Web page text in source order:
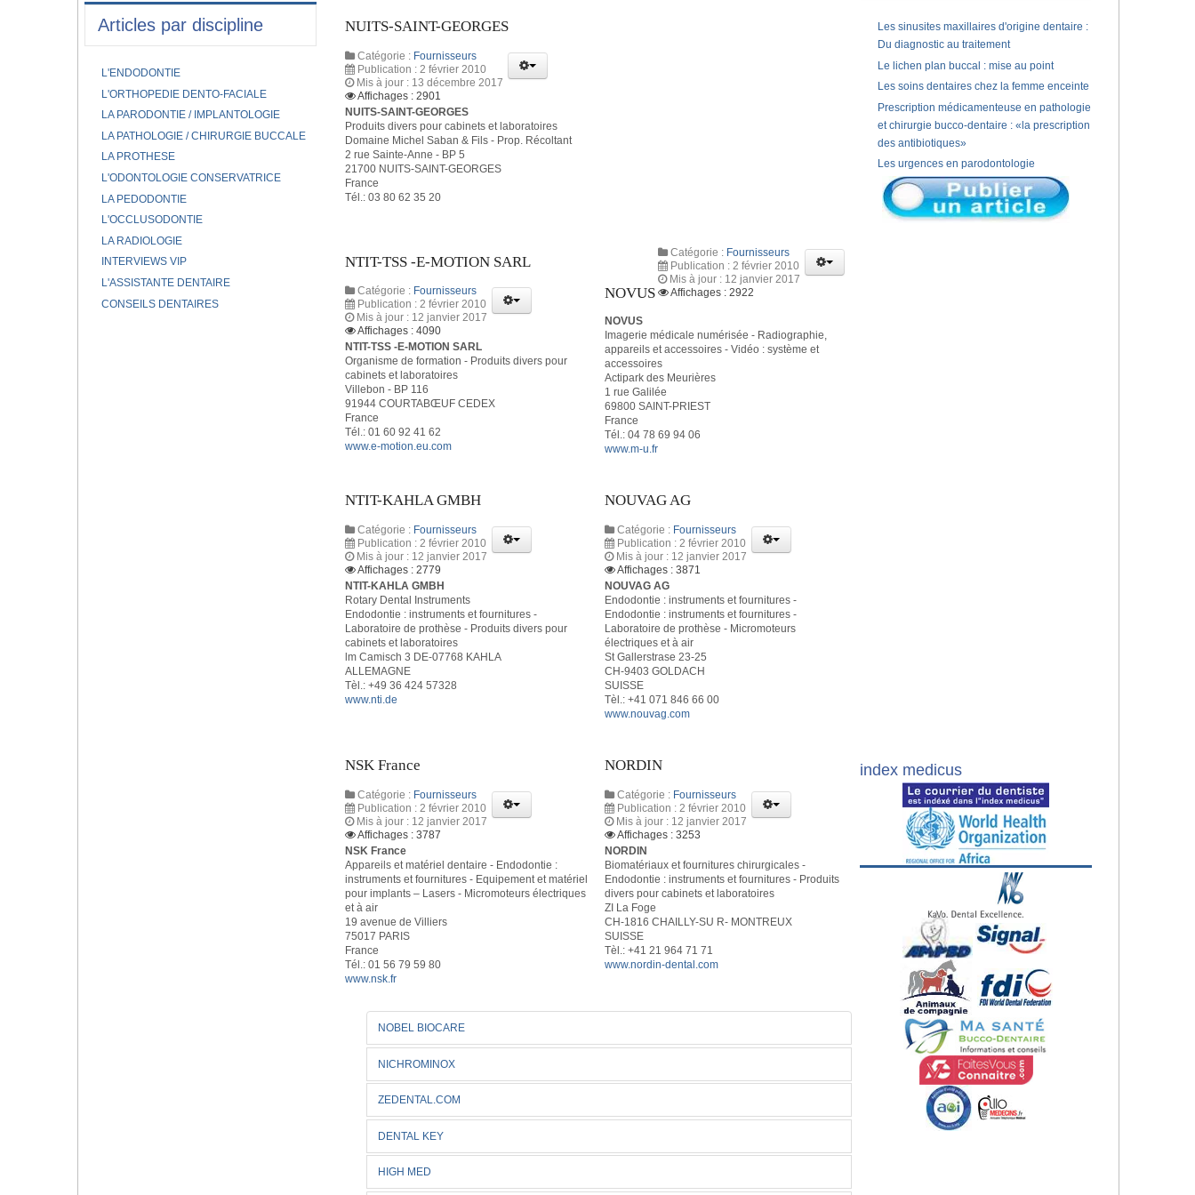
NUITS-SAINT-GEORGES
Catégorie : Fournisseurs
Publication : 2 février 2010
Mis à jour : 13 décembre 2017
Affichages : 2901
NUITS-SAINT-GEORGES
Produits divers pour cabinets et laboratoires
Domaine Michel Saban & Fils - Prop. Récoltant
2 rue Sainte-Anne - BP 5
21700 NUITS-SAINT-GEORGES
France
Tél.: 03 80 62 35 20
NTIT-TSS -E-MOTION SARL
Catégorie : Fournisseurs
Publication : 2 février 2010
Mis à jour : 12 janvier 2017
Affichages : 4090
NTIT-TSS -E-MOTION SARL
Organisme de formation - Produits divers pour
cabinets et laboratoires
Villebon - BP 116
91944 COURTABŒUF CEDEX
France
Tél.: 01 60 92 41 62
www.e-motion.eu.com
NOVUS
Catégorie : Fournisseurs
Publication : 2 février 2010
Mis à jour : 12 janvier 2017
Affichages : 2922
NOVUS
Imagerie médicale numérisée - Radiographie,
appareils et accessoires - Vidéo : système et
accessoires
Actipark des Meurières
1 rue Galilée
69800 SAINT-PRIEST
France
Tél.: 04 78 69 94 06
www.m-u.fr
NTIT-KAHLA GMBH
Catégorie : Fournisseurs
Publication : 2 février 2010
Mis à jour : 12 janvier 2017
Affichages : 2779
NTIT-KAHLA GMBH
Rotary Dental Instruments
Endodontie : instruments et fournitures -
Laboratoire de prothèse - Produits divers pour
cabinets et laboratoires
lm Camisch 3 DE-07768 KAHLA
ALLEMAGNE
Tèl.: +49 36 424 57328
www.nti.de
NOUVAG AG
Catégorie : Fournisseurs
Publication : 2 février 2010
Mis à jour : 12 janvier 2017
Affichages : 3871
NOUVAG AG
Endodontie : instruments et fournitures -
Endodontie : instruments et fournitures -
Laboratoire de prothèse - Micromoteurs
électriques et à air
St Gallerstrase 23-25
CH-9403 GOLDACH
SUISSE
Tèl.: +41 071 846 66 00
www.nouvag.com
NSK France
Catégorie : Fournisseurs
Publication : 2 février 2010
Mis à jour : 12 janvier 2017
Affichages : 3787
NSK France
Appareils et matériel dentaire - Endodontie :
instruments et fournitures - Equipement et matériel
pour implants – Lasers - Micromoteurs électriques
et à air
19 avenue de Villiers
75017 PARIS
France
Tél.: 01 56 79 59 80
www.nsk.fr
NORDIN
Catégorie : Fournisseurs
Publication : 2 février 2010
Mis à jour : 12 janvier 2017
Affichages : 3253
NORDIN
Biomatériaux et fournitures chirurgicales -
Endodontie : instruments et fournitures - Produits
divers pour cabinets et laboratoires
ZI La Foge
CH-1816 CHAILLY-SU R- MONTREUX
SUISSE
Tèl.: +41 21 964 71 71
www.nordin-dental.com
NOBEL BIOCARE
NICHROMINOX
ZEDENTAL.COM
DENTAL KEY
HIGH MED
Articles par discipline
L'ENDODONTIE
L'ORTHOPEDIE DENTO-FACIALE
LA PARODONTIE / IMPLANTOLOGIE
LA PATHOLOGIE / CHIRURGIE BUCCALE
LA PROTHESE
L'ODONTOLOGIE CONSERVATRICE
LA PEDODONTIE
L'OCCLUSODONTIE
LA RADIOLOGIE
INTERVIEWS VIP
L'ASSISTANTE DENTAIRE
CONSEILS DENTAIRES
Les sinusites maxillaires d'origine dentaire :
Du diagnostic au traitement
Le lichen plan buccal : mise au point
Les soins dentaires chez la femme enceinte
Prescription médicamenteuse en pathologie
et chirurgie bucco-dentaire : «la prescription
des antibiotiques»
Les urgences en parodontologie
index medicus